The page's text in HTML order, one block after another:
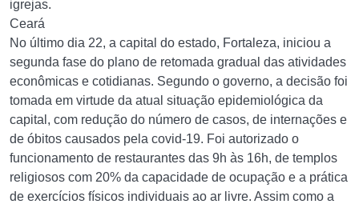
igrejas.
Ceará
No último dia 22, a capital do estado, Fortaleza, iniciou a
segunda fase do plano de retomada gradual das atividades
econômicas e cotidianas. Segundo o governo, a decisão foi
tomada em virtude da atual situação epidemiológica da
capital, com redução do número de casos, de internações e
de óbitos causados pela covid-19. Foi autorizado o
funcionamento de restaurantes das 9h às 16h, de templos
religiosos com 20% da capacidade de ocupação e a prática
de exercícios físicos individuais ao ar livre. Assim como a